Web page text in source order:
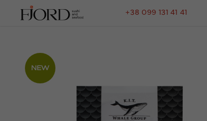
+38 099 131 41 41
NEW